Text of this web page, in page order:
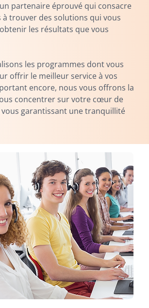
partenaire éprouvé qui consacre
trouver des solutions qui vous
les résultats que vous
les programmes dont vous
offrir le meilleur service à vos
encore, nous vous offrons la
concentrer sur votre cœur de
garantissant une tranquillité